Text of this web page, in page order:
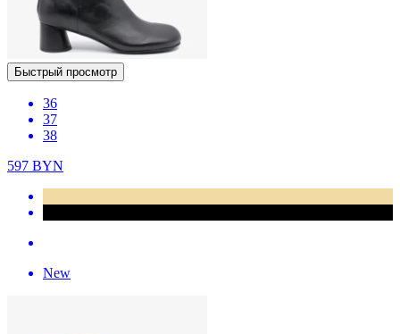
Быстрый просмотр
36
37
38
597 BYN
New